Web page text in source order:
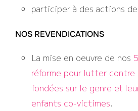
participer à des actions
NOS REVENDICATIONS
La mise en oeuvre de nos
réforme pour lutter contre
fondées sur le genre et
enfants co-victimes.